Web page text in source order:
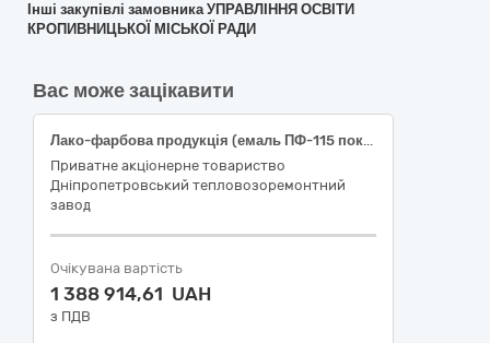
Інші закупівлі замовника УПРАВЛІННЯ ОСВІТИ
КРОПИВНИЦЬКОЇ МІСЬКОЇ РАДИ
Вас може зацікавити
Лако-фарбова продукція (емаль ПФ-115 покращена до тепловозів ТЕП70, М62)
Приватне акцiонерне товариство
Днiпропетровський тепловозоремонтний
завод
Очікувана вартість
1 388 914,61 UAH
з ПДВ